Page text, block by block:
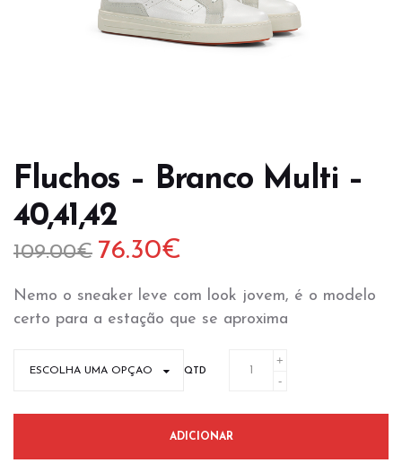
Fluchos – Branco Multi –
40,41,42
109.00€ O
original
era:
76.30€
atual
é:
Nemo o sneaker leve com look jovem, é o modelo
certo para a estação que se aproxima
QTD
ADICIONAR